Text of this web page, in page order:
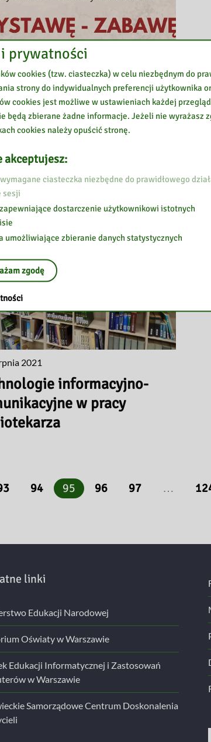
2021
na wystawę –
2021
informacyjno-
w pracy
94 95 96 97 …
linki
Edukacji Narodowej
Oświaty w Warszawie
Edukacji Informatycznej i Zastosowań
w Warszawie
Samorządowe Centrum Doskonalenia
prywatności
cookies (tzw. ciasteczka) w celu niezbędnym do
strony do indywidualnych preferencji użytkownika
cookies jest możliwe w ustawieniach każdej
będą zbierane żadne informacje. Jeżeli nie wyrażasz
cookies należy opuścić stronę.
akceptujesz:
ciasteczka niezbędne do prawidłowego
sesji
dostarczenie użytkownikowi istotnych
umożliwiające zbieranie danych statystycznych
zgodę